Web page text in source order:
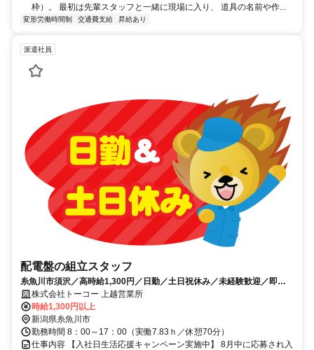
枠）。 最初は先輩スタッフと一緒に現場に入り、 道具の名前や作...
変形労働時間制 交通費支給 昇給あり
派遣社員
配電盤の組立スタッフ
糸魚川市須沢／高時給1,300円／日勤／土日祝休み／未経験歓迎／即日
勤務可能
株式会社トーコー 上越営業所
時給1,300円以上
新潟県糸魚川市
勤務時間 8：00～17：00（実働7.83ｈ／休憩70分）
仕事内容 【入社日生活応援キャンペーン実施中】 8月中に応募され入